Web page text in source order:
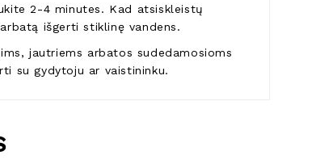
2-4 minutes. Kad atsiskleistų
išgerti stiklinę vandens.
jautriems arbatos sudedamosioms
su gydytoju ar vaistininku.